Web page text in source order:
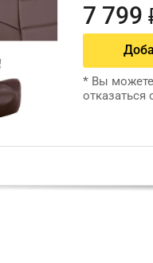
7 799
*Вы
отказаться